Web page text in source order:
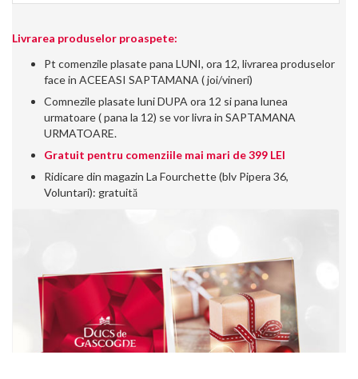
Livrarea produselor proaspete:
Pt comenzile plasate pana LUNI, ora 12, livrarea produselor
face in ACEEASI SAPTAMANA ( joi/vineri)
Comnezile plasate luni DUPA ora 12 si pana lunea
urmatoare ( pana la 12) se vor livra in SAPTAMANA
URMATOARE.
Gratuit pentru comenziile mai mari de 399 LEI
Ridicare din magazin La Fourchette (blv Pipera 36,
Voluntari): gratuită